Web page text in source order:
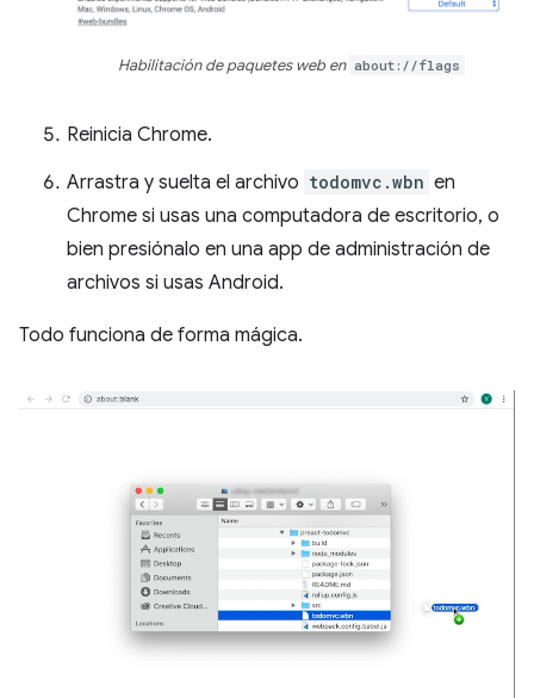
Habilitación de paquetes web en about://flags
Reinicia Chrome.
Arrastra y suelta el archivo todomvc.wbn en
Chrome si usas una computadora de escritorio, o
bien presiónalo en una app de administración de
archivos si usas Android.
Todo funciona de forma mágica.